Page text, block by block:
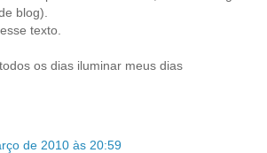
blog).
texto.
os dias iluminar meus dias
de 2010 às 20:59